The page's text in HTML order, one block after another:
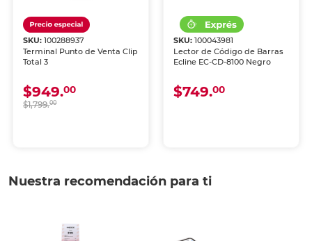
SKU:100288937
Terminal Punto de Venta Clip
Total 3
$949.00
$1,799.00
SKU: 100043981
Lector de Código de Barras
Ecline EC-CD-8100 Negro
$749.00
Nuestra recomendación para ti